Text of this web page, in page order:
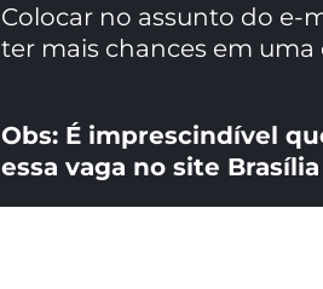
Colocar no assunto do e-
ter mais chances em
Obs: É imprescindível
essa vaga no site